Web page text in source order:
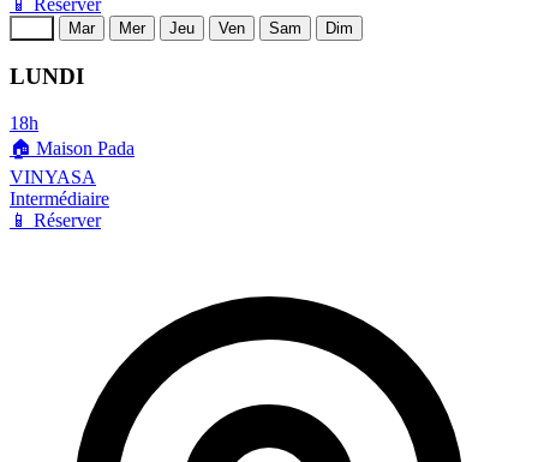
📱 Réserver
Mar Mer Jeu Ven Sam Dim
LUNDI
18h
🏠 Maison Pada
VINYASA
Intermédiaire
📱 Réserver